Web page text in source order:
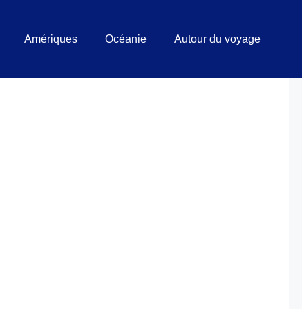
Amériques Océanie Autour du voyage